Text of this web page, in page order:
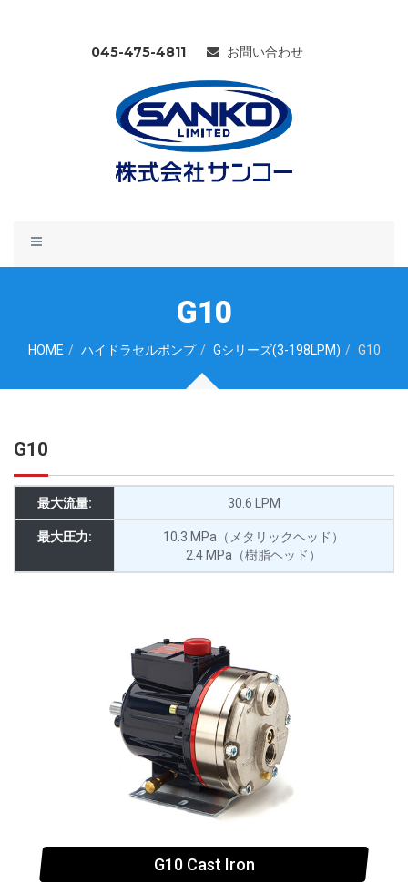
045-475-4811 お問い合わせ
Toggle
navigation
G10
HOME ハイドラセルポンプ Gシリーズ(3-198LPM) G10
G10
最大流量: 30.6 LPM
最大圧力:
10.3 MPa（メタリックヘッド）
2.4 MPa（樹脂ヘッド）
G10 Cast Iron